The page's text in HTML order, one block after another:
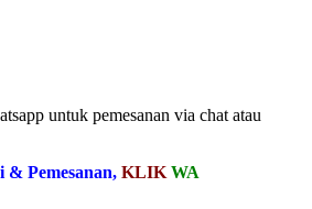
untuk pemesanan via chat atau
& Pemesanan, KLIK WA